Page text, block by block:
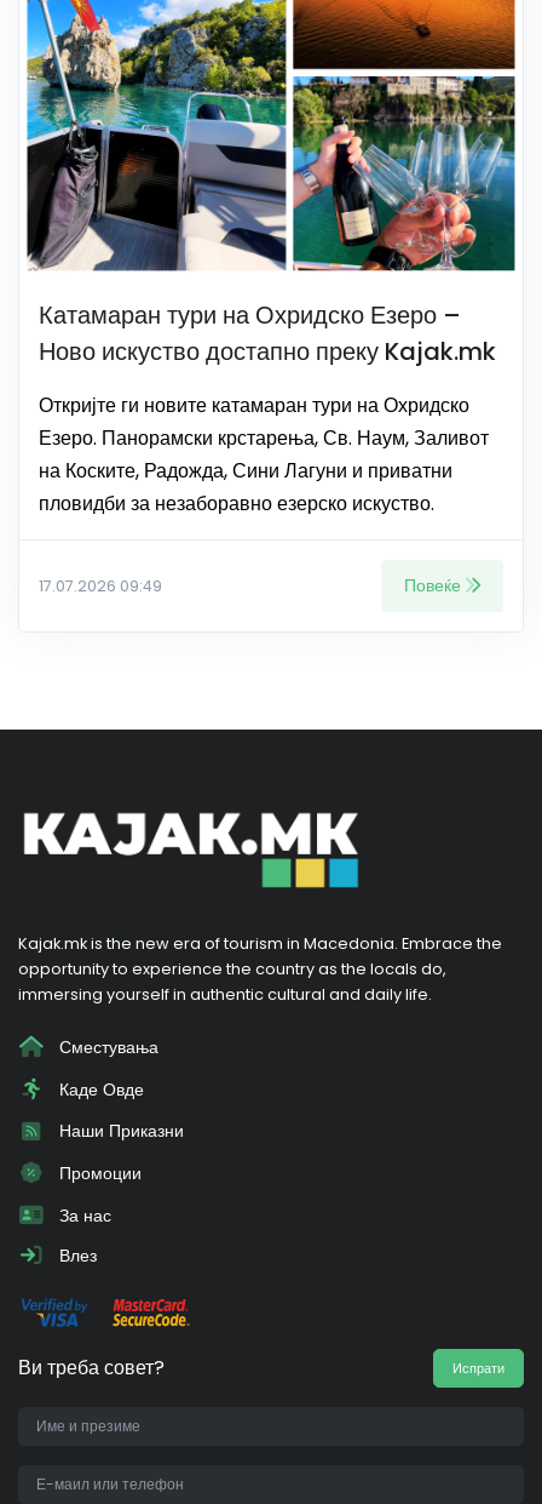
Катамаран тури на Охридско Езеро –
Ново искуство достапно преку Kajak.mk
Откријте ги новите катамаран тури на Охридско
Езеро. Панорамски крстарења, Св. Наум, Заливот
на Коските, Радожда, Сини Лагуни и приватни
пловидби за незаборавно езерско искуство.
17.07.2026 09:49 Повеќе
Kajak.mk is the new era of tourism in Macedonia. Embrace the
opportunity to experience the country as the locals do,
immersing yourself in authentic cultural and daily life.
Сместувања
Каде Овде
Наши Приказни
Промоции
За нас
Влез
Ви треба совет? Испрати